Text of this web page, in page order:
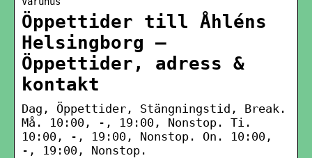
Öppettider till Åhléns
Helsingborg –
Öppettider, adress &
kontakt
Dag, Öppettider, Stängningstid, Break.
Må. 10:00, -, 19:00, Nonstop. Ti.
10:00, -, 19:00, Nonstop. On. 10:00,
-, 19:00, Nonstop.